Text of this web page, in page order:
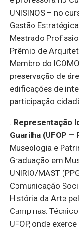
UNISINOS – no
Gestão
Mestrado
Prêmio de
Membro do
preservação de
edificações de
participação
. Representação
Guarilha (UFOP
Museologia e
Graduação em
UNIRIO/MAST
Comunicação
História da Arte
Campinas.
UFOP, onde